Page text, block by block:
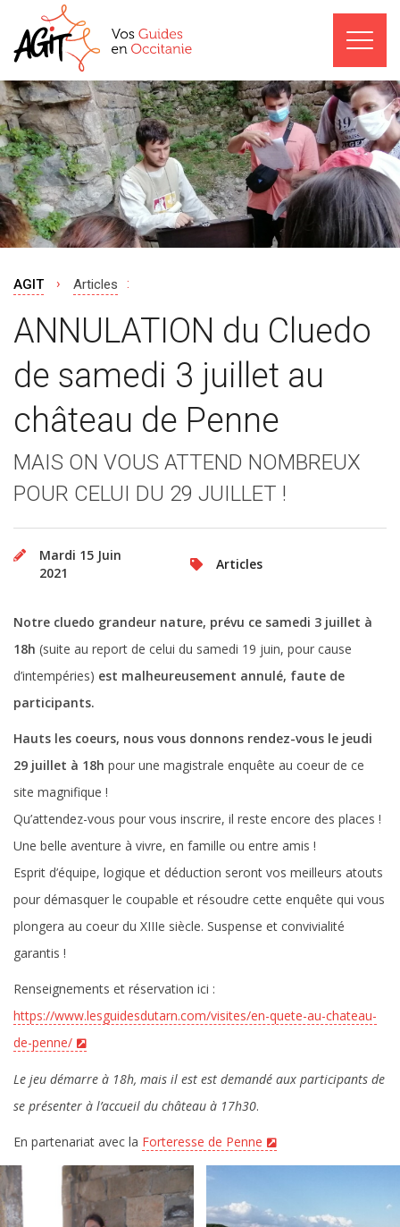
AGIT › Articles :
ANNULATION du Cluedo
de samedi 3 juillet au
château de Penne
MAIS ON VOUS ATTEND NOMBREUX
POUR CELUI DU 29 JUILLET !
Mardi 15 Juin
2021
Articles
Notre cluedo grandeur nature, prévu ce samedi 3 juillet à
18h (suite au report de celui du samedi 19 juin, pour cause
d’intempéries) est malheureusement annulé, faute de
participants.
Hauts les coeurs, nous vous donnons rendez-vous le jeudi
29 juillet à 18h pour une magistrale enquête au coeur de ce
site magnifique !
Qu’attendez-vous pour vous inscrire, il reste encore des places !
Une belle aventure à vivre, en famille ou entre amis !
Esprit d’équipe, logique et déduction seront vos meilleurs atouts
pour démasquer le coupable et résoudre cette enquête qui vous
plongera au coeur du XIIIe siècle. Suspense et convivialité
garantis !
Renseignements et réservation ici :
https://www.lesguidesdutarn.com/visites/en-quete-au-chateau-
de-penne/
Le jeu démarre à 18h, mais il est est demandé aux participants de
se présenter à l’accueil du château à 17h30.
En partenariat avec la Forteresse de Penne